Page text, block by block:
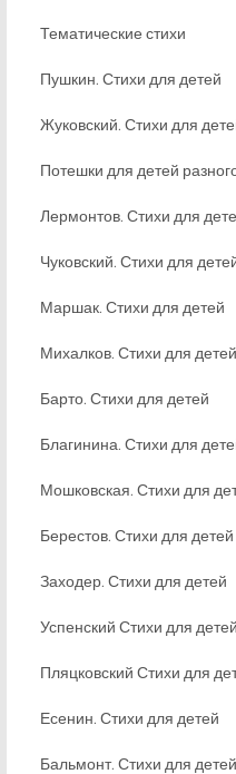
Тематические стихи
Пушкин. Стихи для детей
Жуковский. Стихи для
Потешки для детей
Лермонтов. Стихи для
Чуковский. Стихи для
Маршак. Стихи для детей
Михалков. Стихи для детей
Барто. Стихи для детей
Благинина. Стихи для
Мошковская. Стихи для
Берестов. Стихи для детей
Заходер. Стихи для детей
Успенский Стихи для детей
Пляцковский Стихи для
Есенин. Стихи для детей
Бальмонт. Стихи для детей